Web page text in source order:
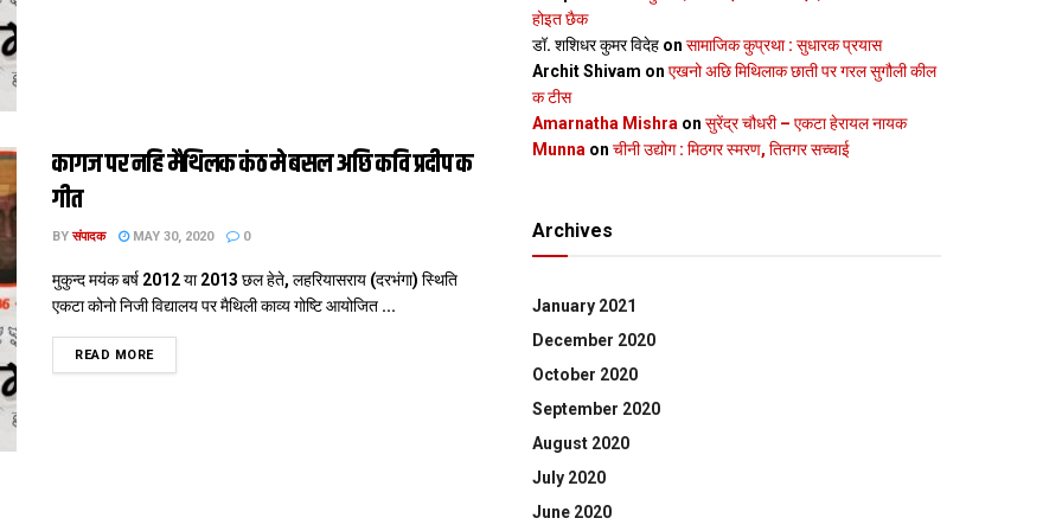
कागज पर नहि मैथिलक कंठ मे बसल अछि कवि प्रदीप क
गीत
BY संपादक MAY 30, 2020 0
मुकुन्द मयंक बर्ष 2012 या 2013 छल हेते, लहरियासराय (दरभंगा) स्थिति
एकटा कोनो निजी विद्यालय पर मैथिली काव्य गोष्टि आयोजित ...
READ MOREDETAILS
होइत छैक
डॉ. शशिधर कुमर विदेह on सामाजिक कुप्रथा : सुधारक प्रयास
Archit Shivam on एखनो अछि मिथिलाक छाती पर गरल सुगौली कील
क टीस
Amarnatha Mishra on सुरेंद्र चौधरी – एकटा हेरायल नायक
Munna on चीनी उद्योग : मिठगर स्‍मरण, तितगर सच्‍चाई
Archives
January 2021
December 2020
October 2020
September 2020
August 2020
July 2020
June 2020